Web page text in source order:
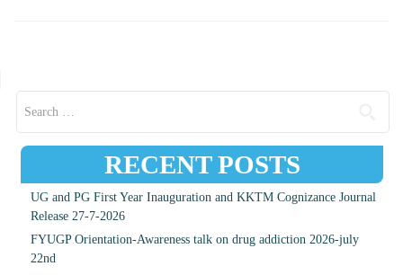
RECENT POSTS
UG and PG First Year Inauguration and KKTM Cognizance Journal
Release 27-7-2026
FYUGP Orientation-Awareness talk on drug addiction 2026-july
22nd